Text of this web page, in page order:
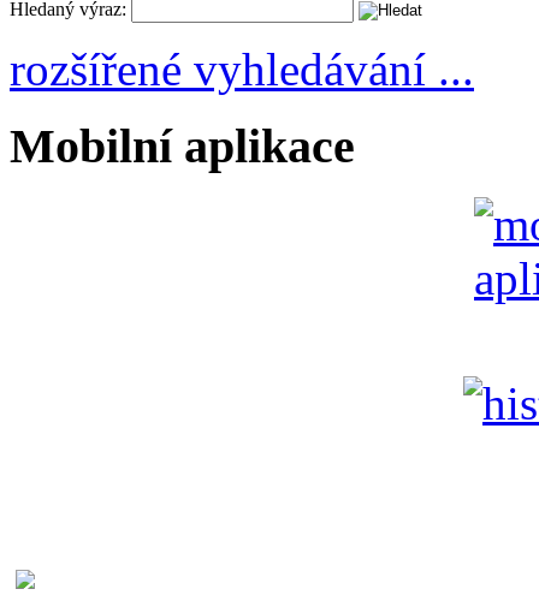
Hledaný výraz:
rozšířené vyhledávání ...
Mobilní aplikace